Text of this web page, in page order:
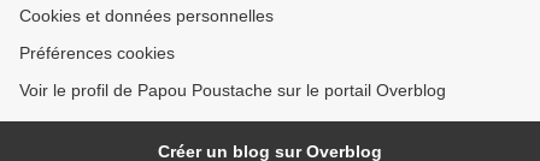
Cookies et données personnelles
Préférences cookies
Voir le profil de Papou Poustache sur le portail Overblog
Créer un blog sur Overblog